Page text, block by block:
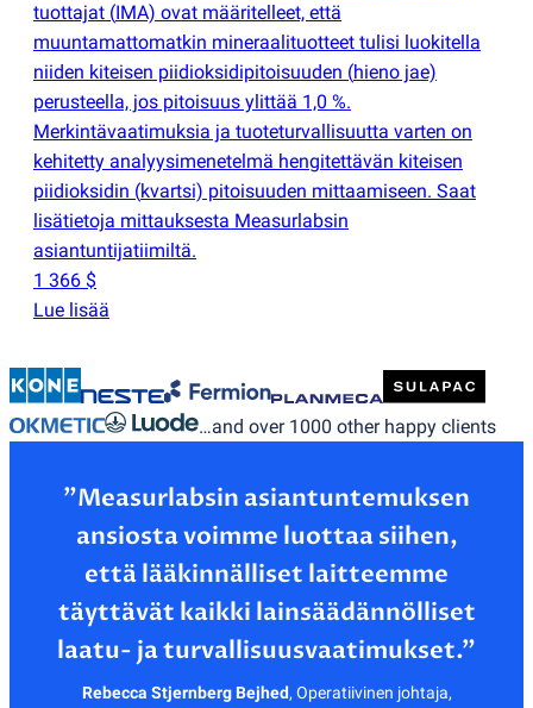
tuottajat (IMA) ovat määritelleet, että
muuntamattomatkin mineraalituotteet tulisi luokitella
niiden kiteisen piidioksidipitoisuuden (hieno jae)
perusteella, jos pitoisuus ylittää 1,0 %.
Merkintävaatimuksia ja tuoteturvallisuutta varten on
kehitetty analyysimenetelmä hengitettävän kiteisen
piidioksidin (kvartsi) pitoisuuden mittaamiseen. Saat
lisätietoja mittauksesta Measurlabsin
asiantuntijatiimiltä.
1 366 $
Lue lisää
…and over 1000 other happy clients
”Measurlabsin asiantuntemuksen
ansiosta voimme luottaa siihen,
että lääkinnälliset laitteemme
täyttävät kaikki lainsäädännölliset
Rebecca Stjernberg Bejhed, Operatiivinen johtaja,